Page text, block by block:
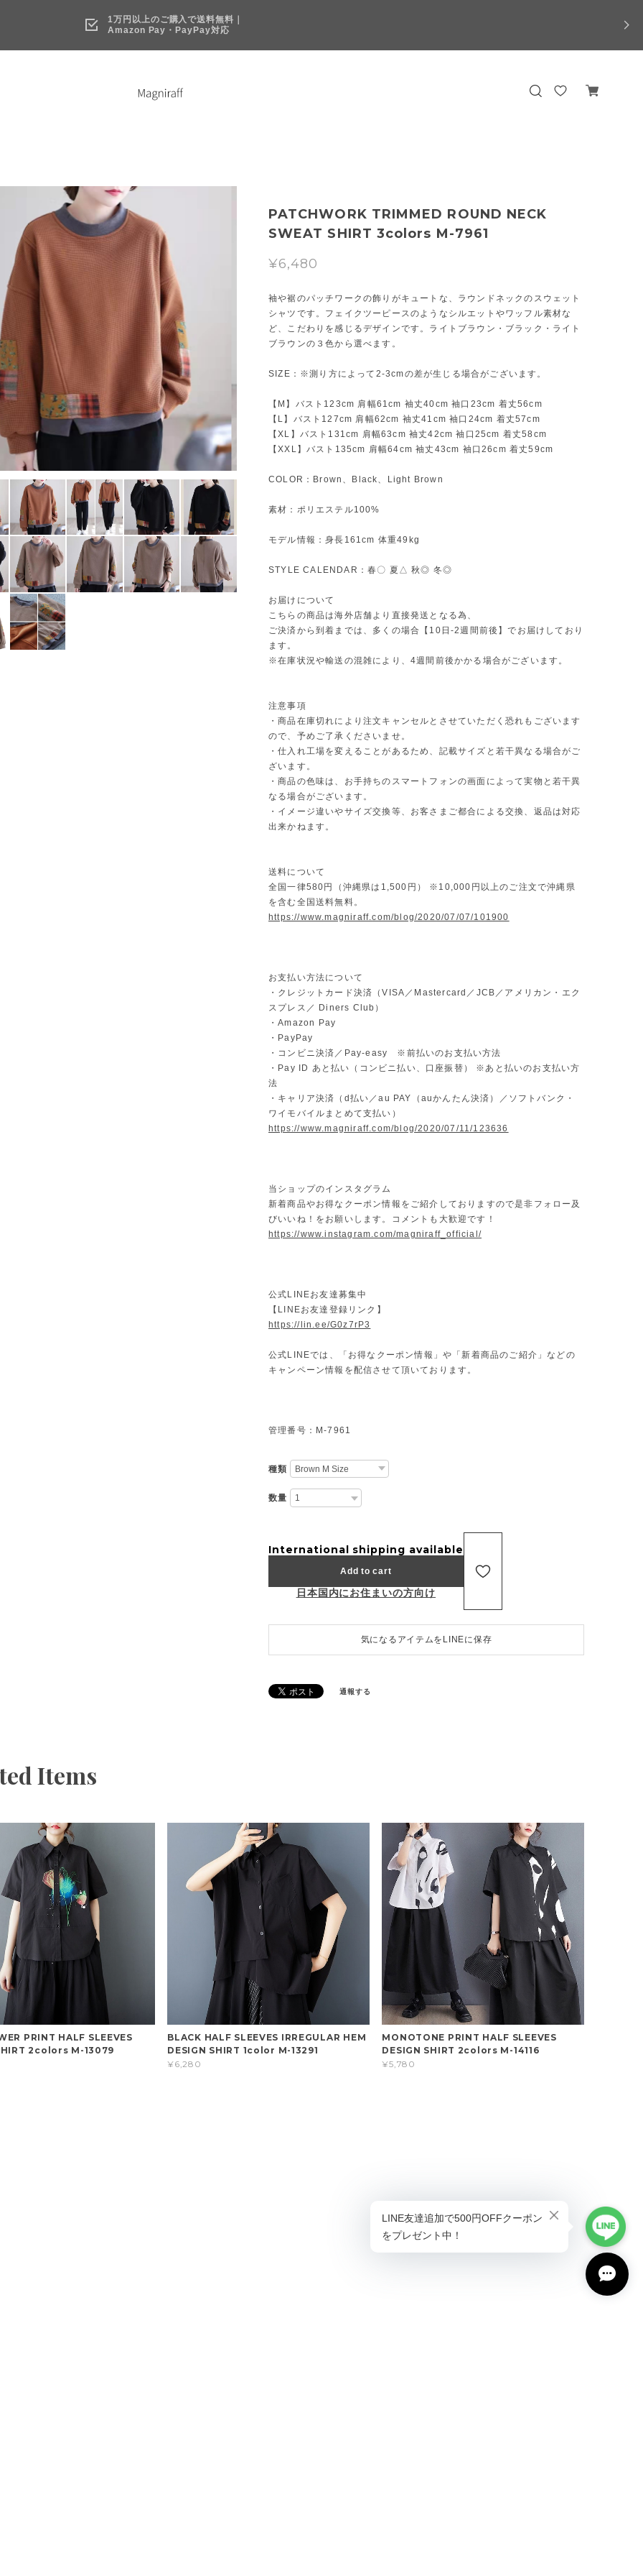
1万円以上のご購入で送料無料｜
Amazon Pay・PayPay対応
PATCHWORK TRIMMED ROUND NECK
SWEAT SHIRT 3colors M-7961
¥6,480
袖や裾のパッチワークの飾りがキュートな、ラウンドネックのスウェット
シャツです。フェイクツーピースのようなシルエットやワッフル素材な
ど、こだわりを感じるデザインです。ライトブラウン・ブラック・ライト
ブラウンの３色から選べます。
SIZE：※測り方によって2-3cmの差が生じる場合がございます。
【M】バスト123cm 肩幅61cm 袖丈40cm 袖口23cm 着丈56cm
【L】バスト127cm 肩幅62cm 袖丈41cm 袖口24cm 着丈57cm
【XL】バスト131cm 肩幅63cm 袖丈42cm 袖口25cm 着丈58cm
【XXL】バスト135cm 肩幅64cm 袖丈43cm 袖口26cm 着丈59cm
COLOR：Brown、Black、Light Brown
素材：ポリエステル100%
モデル情報：身長161cm 体重49kg
STYLE CALENDAR：春〇 夏△ 秋◎ 冬◎
お届けについて
こちらの商品は海外店舗より直接発送となる為、
ご決済から到着までは、多くの場合【10日-2週間前後】でお届けしており
ます。
※在庫状況や輸送の混雑により、4週間前後かかる場合がございます。
注意事項
・商品在庫切れにより注文キャンセルとさせていただく恐れもございます
ので、予めご了承くださいませ。
・仕入れ工場を変えることがあるため、記載サイズと若干異なる場合がご
ざいます。
・商品の色味は、お手持ちのスマートフォンの画面によって実物と若干異
なる場合がございます。
・イメージ違いやサイズ交換等、お客さまご都合による交換、返品は対応
出来かねます。
送料について
全国一律580円（沖縄県は1,500円） ※10,000円以上のご注文で沖縄県
を含む全国送料無料。
https://www.magniraff.com/blog/2020/07/07/101900
お支払い方法について
・クレジットカード決済（VISA／Mastercard／JCB／アメリカン・エク
スプレス／ Diners Club）
・Amazon Pay
・PayPay
・コンビニ決済／Pay-easy ※前払いのお支払い方法
・Pay ID あと払い（コンビニ払い、口座振替） ※あと払いのお支払い方
法
・キャリア決済（d払い／au PAY（auかんたん決済）／ソフトバンク・
ワイモバイルまとめて支払い）
https://www.magniraff.com/blog/2020/07/11/123636
当ショップのインスタグラム
新着商品やお得なクーポン情報をご紹介しておりますので是非フォロー及
びいいね！をお願いします。コメントも大歓迎です！
https://www.instagram.com/magniraff_official/
公式LINEお友達募集中
【LINEお友達登録リンク】
https://lin.ee/G0z7rP3
公式LINEでは、「お得なクーポン情報」や「新着商品のご紹介」などの
キャンペーン情報を配信させて頂いております。
管理番号：M-7961
種類
数量
International shipping available
Add to cart
日本国内にお住まいの方向け
気になるアイテムをLINEに保存
通報する
Items
PRINT HALF SLEEVES
2colors M-13079
BLACK HALF SLEEVES IRREGULAR HEM
DESIGN SHIRT 1color M-13291
¥6,280
MONOTONE PRINT HALF SLEEVES
DESIGN SHIRT 2colors M-14116
¥5,780